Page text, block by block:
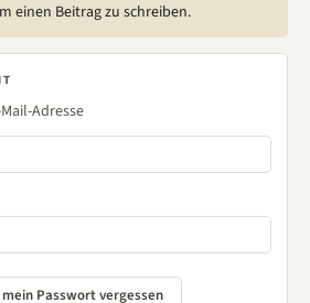
einen Beitrag zu schreiben.
Adresse